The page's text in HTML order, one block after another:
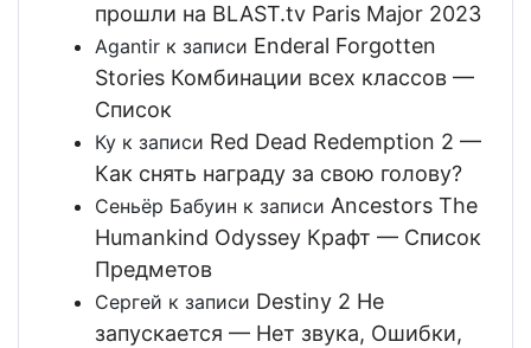
прошли на BLAST.tv Paris Major 2023
Agantir к записи Enderal Forgotten
Stories Комбинации всех классов —
Список
Ку к записи Red Dead Redemption 2 —
Как снять награду за свою голову?
Сеньёр Бабуин к записи Ancestors The
Humankind Odyssey Крафт — Список
Предметов
Сергей к записи Destiny 2 Не
запускается — Нет звука, Ошибки,